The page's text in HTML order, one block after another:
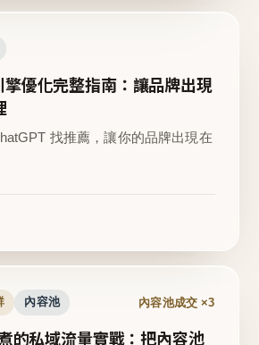
擎優化完整指南：讓品牌出現
找推薦，讓你的品牌出現在
內容池 內容池成交 ×3
的私域流量實戰：把內容池